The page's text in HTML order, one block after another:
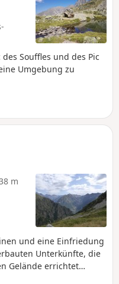
Souffles und des Pic
Umgebung zu
m
und eine Einfriedung
Unterkünfte, die
Gelände errichtet